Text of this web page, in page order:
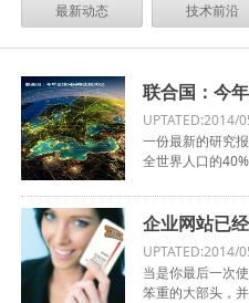
最新动态 技术前沿
联合国：今
UPTATED:2014/
一份最新的研究
全世界人口的
企业网站已
UPTATED:2014/
当是你最后一次
笨重的大部头，